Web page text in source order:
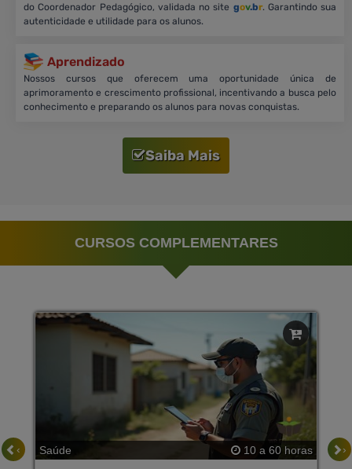
do Coordenador Pedagógico, validada no site gov.br. Garantindo sua
autenticidade e utilidade para os alunos.
Aprendizado
Nossos cursos que oferecem uma oportunidade única de
aprimoramento e crescimento profissional, incentivando a busca pelo
conhecimento e preparando os alunos para novas conquistas.
Saiba Mais
CURSOS COMPLEMENTARES
Saúde 10 a 60 horas
‹ ›